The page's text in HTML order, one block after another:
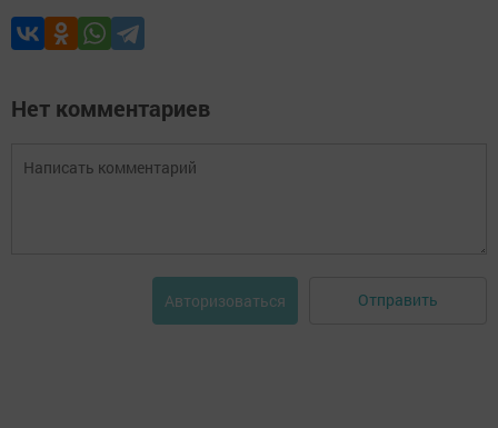
Нет комментариев
Авторизоваться Отправить